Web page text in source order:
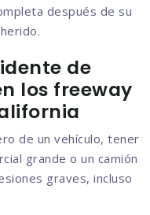
después de su
de
los freeway
de un vehículo, tener
grande o un camión
graves, incluso